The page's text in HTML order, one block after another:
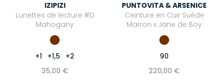
IZIPIZI
Lunettes de lecture #D
Mahogany
+1 +1,5
+2
35,00 €
PUNTOVITA & ARSENICE
Ceinture en Cuir Suède
Marron x Jane de Boy
90
220,00 €